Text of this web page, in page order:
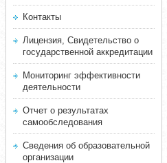
Контакты
Лицензия, Свидетельство о
государственной аккредитации
Мониторинг эффективности
деятельности
Отчет о результатах
самообследования
Сведения об образовательной
организации